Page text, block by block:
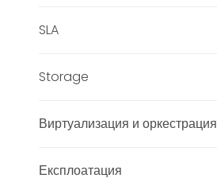
SLA
Storage
Виртуализация и оркестрация
Експлоатация